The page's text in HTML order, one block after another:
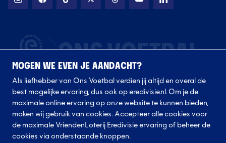
Volg onze clubs
MOGEN WE EVEN JE AANDACHT?
Als liefhebber van Ons Voetbal verdien jij altijd en overal de
best mogelijke ervaring, dus ook op eredivisie.nl. Om je de
maximale online ervaring op onze website te kunnen bieden,
maken wij gebruik van cookies. Accepteer alle cookies voor
de maximale VriendenLoterij Eredivisie ervaring of beheer de
cookies via onderstaande knoppen.